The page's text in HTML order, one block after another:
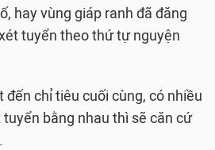
hay vùng giáp ranh đã đăng
tuyển theo thứ tự nguyện
chỉ tiêu cuối cùng, có nhiều
bằng nhau thì sẽ căn cứ